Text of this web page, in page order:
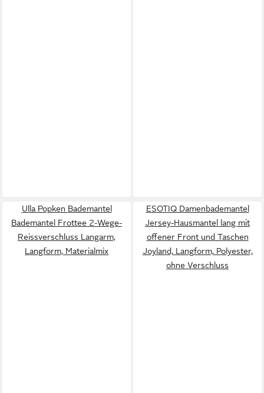
Ulla Popken Bademantel
Bademantel Frottee 2-Wege-
Reissverschluss Langarm,
Langform, Materialmix
ESOTIQ Damenbademantel
Jersey-Hausmantel lang mit
offener Front und Taschen
Joyland, Langform, Polyester,
ohne Verschluss